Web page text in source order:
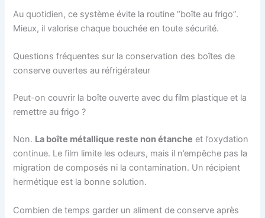
Au quotidien, ce système évite la routine “boîte au frigo”.
Mieux, il valorise chaque bouchée en toute sécurité.
Questions fréquentes sur la conservation des boîtes de
conserve ouvertes au réfrigérateur
Peut-on couvrir la boîte ouverte avec du film plastique et la
remettre au frigo ?
Non. La boîte métallique reste non étanche et l’oxydation
continue. Le film limite les odeurs, mais il n’empêche pas la
migration de composés ni la contamination. Un récipient
hermétique est la bonne solution.
Combien de temps garder un aliment de conserve après